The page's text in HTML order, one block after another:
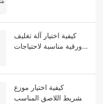
كيفية اختيار آلة تغليف
ورقية مناسبة لاحتياجات
كيفية اختيار موزع
الشريط اللاصق المناسب